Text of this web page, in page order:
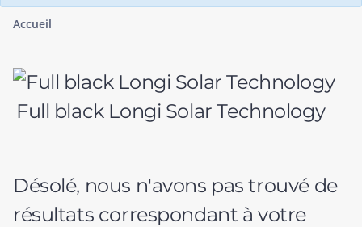
Accueil
Full black Longi Solar Technology
Désolé, nous n'avons pas trouvé de
résultats correspondant à votre